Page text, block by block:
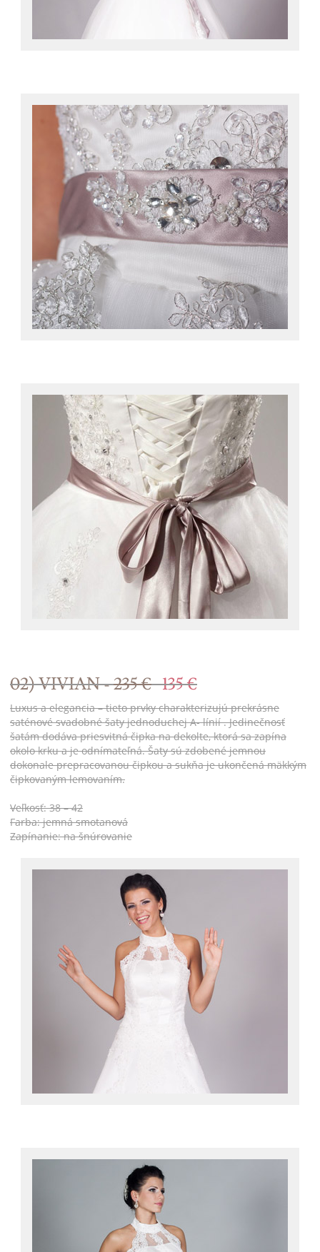
02) VIVIAN -235 € 135 €
Luxus a elegancia – tieto prvky charakterizujú prekrásne
saténové svadobné šaty jednoduchej A- línií . Jedinečnosť
šatám dodáva priesvitná čipka na dekolte, ktorá sa zapína
okolo krku a je odnímateľná. Šaty sú zdobené jemnou
dokonale prepracovanou čipkou a sukňa je ukončená mäkkým
čipkovaným lemovaním.
Veľkosť: 38 – 42
Farba: jemná smotanová
Zapínanie: na šnúrovanie